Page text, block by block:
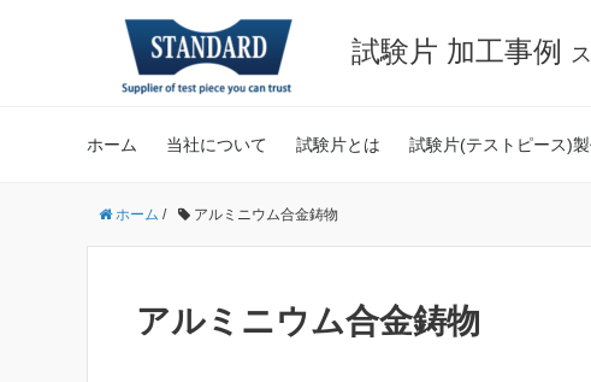
試験片 加工事例
ホーム 当社について 試験片とは 試験片(テストピース)
ホーム / アルミニウム合金鋳物
アルミニウム合金鋳物